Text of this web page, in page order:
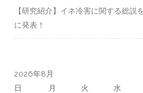
【研究紹介】イネ冷害に関する総
に発表！
2026年8月
日
月 火 水